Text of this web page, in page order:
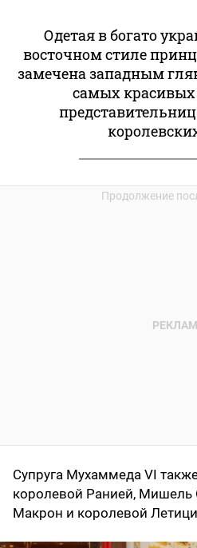
Одетая в богато
восточном стиле
замечена западным
самых
Супруга Мухаммеда VI
королевой Ранией,
Макрон и королевой